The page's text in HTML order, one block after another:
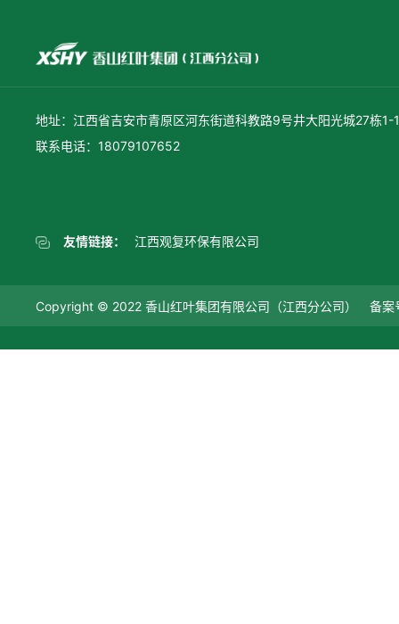
地址：江西省吉安市青原区河东街道科教路9号井大阳光城27栋1-
联系电话：18079107652
友情链接： 江西观复环保有限公司
Copyright © 2022 香山红叶集团有限公司（江西分公司） 备案